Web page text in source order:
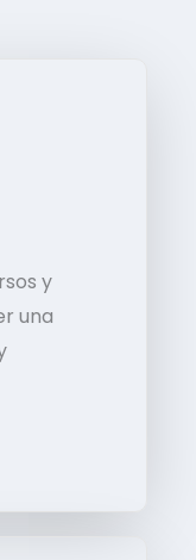
y
una